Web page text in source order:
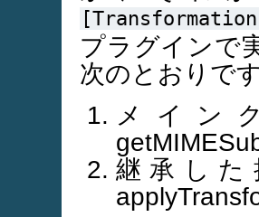
[Transformation
プラグインで
次のとおりで
メイン
継承した